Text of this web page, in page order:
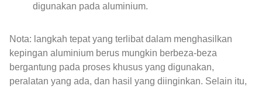
digunakan pada aluminium.
Nota: langkah tepat yang terlibat dalam menghasilkan
kepingan aluminium berus mungkin berbeza-beza
bergantung pada proses khusus yang digunakan,
peralatan yang ada, dan hasil yang diinginkan. Selain itu,